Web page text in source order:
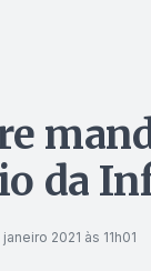
da
janeiro 2021 às 11h01